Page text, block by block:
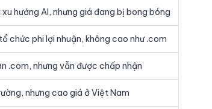
xu hướng AI, nhưng giá đang bị bong bóng
chức phi lợi nhuận, không cao như .com
.com, nhưng vẫn được chấp nhận
nhưng cao giá ở Việt Nam